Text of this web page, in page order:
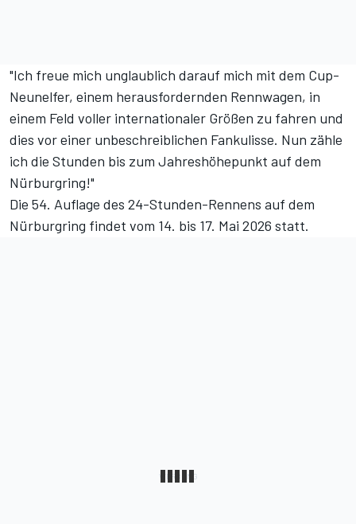
"Ich freue mich unglaublich darauf mich mit dem Cup-
Neunelfer, einem herausfordernden Rennwagen, in
einem Feld voller internationaler Größen zu fahren und
dies vor einer unbeschreiblichen Fankulisse. Nun zähle
ich die Stunden bis zum Jahreshöhepunkt auf dem
Nürburgring!"
Die 54. Auflage des 24-Stunden-Rennens auf dem
Nürburgring findet vom 14. bis 17. Mai 2026 statt.